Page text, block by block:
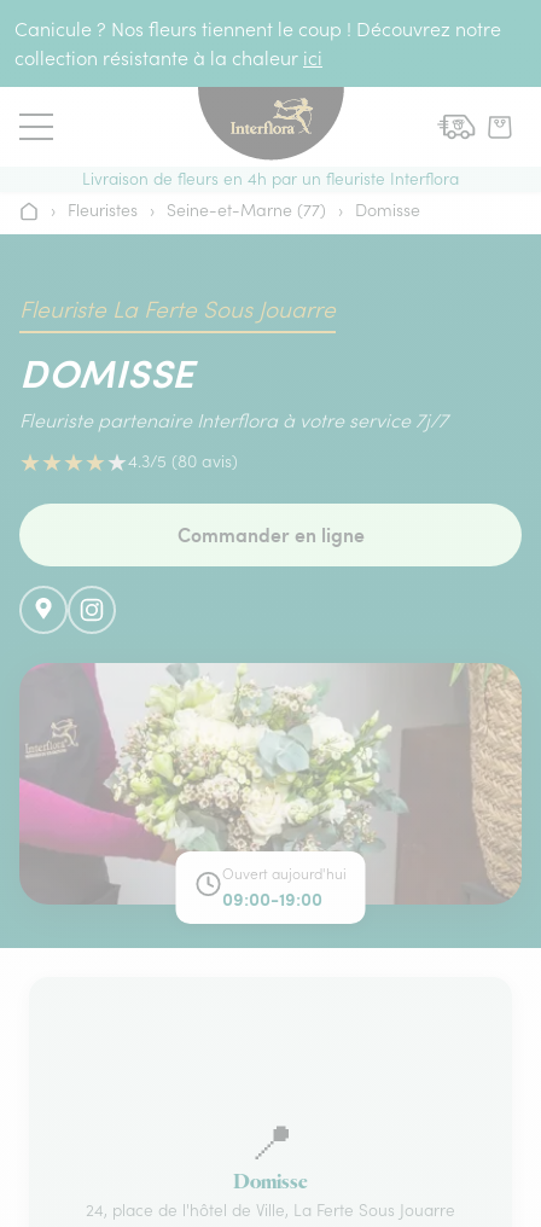
Canicule ? Nos fleurs tiennent le coup ! Découvrez notre
collection résistante à la chaleur ici
Livraison de fleurs en 4h par un fleuriste Interflora
Accueil
› Fleuristes › Seine-et-Marne (77) › Domisse
Fleuriste La Ferte Sous Jouarre
DOMISSE
Fleuriste partenaire Interflora à votre service 7j/7
★★★★★4.3/5 (80 avis)
Commander en ligne
Ouvert aujourd'hui
09:00-19:00
📍
Domisse
24, place de l'hôtel de Ville, La Ferte Sous Jouarre